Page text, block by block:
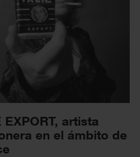
EXPORT, artista
en el ámbito de